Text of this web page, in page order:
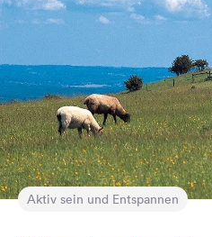
Magazin
Partner
Registrieren
Einloggen
Newsletter
Aktiv sein und Entspannen